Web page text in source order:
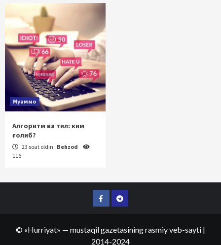
Муаммо
Алгоритм ва тил: ким
ғолиб?
23 soat oldin Behzod
116
FacebookTelegram
© «Hurriyat» — mustaqil gazetasining rasmiy veb-sayti |
2014-2024